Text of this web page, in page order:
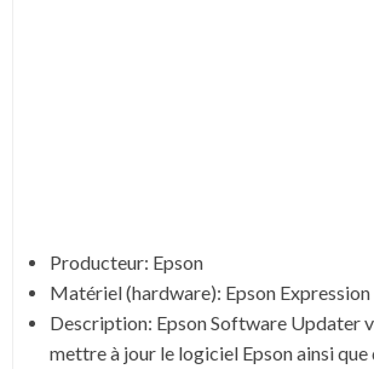
Producteur: Epson
Matériel (hardware): Epson
Description: Epson Software Updater
mettre à jour le logiciel Epson ainsi